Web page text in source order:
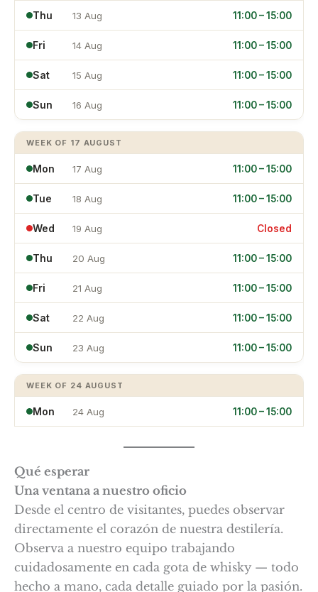
Qué esperar
Una ventana a nuestro oficio
Desde el centro de visitantes, puedes observar
directamente el corazón de nuestra destilería.
Observa a nuestro equipo trabajando
cuidadosamente en cada gota de whisky — todo
hecho a mano, cada detalle guiado por la pasión.